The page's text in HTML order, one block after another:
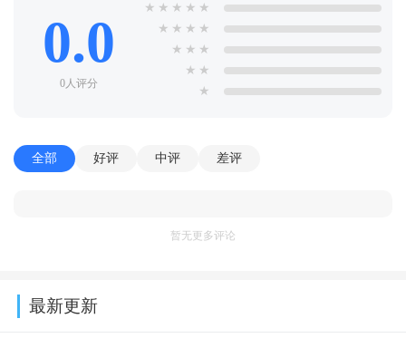
0.0
0人评分
★ ★ ★ ★ ★
★ ★ ★ ★
★ ★ ★
★ ★
★
全部 好评 中评 差评
暂无更多评论
最新更新